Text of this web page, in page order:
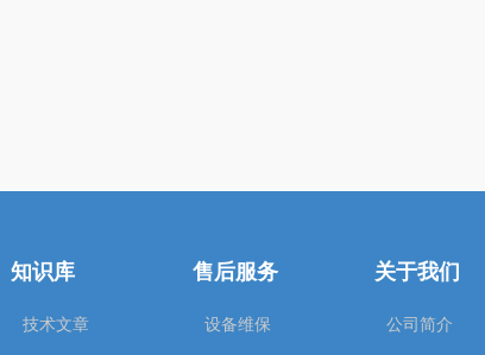
公司简介
关于我们
技术文章
知识库 售后服务
设备维保